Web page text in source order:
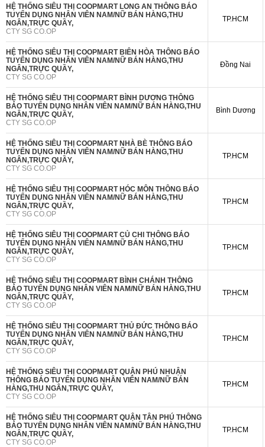
HỆ THỐNG SIÊU THỊ COOPMART LONG AN THÔNG BÁO
TUYỂN DỤNG NHÂN VIÊN NAM/NỮ BÁN HÀNG,THU
NGÂN,TRỰC QUẦY,
CTY SG CO.OP
TP.HCM
HỆ THỐNG SIÊU THỊ COOPMART BIÊN HÒA THÔNG BÁO
TUYỂN DỤNG NHÂN VIÊN NAM/NỮ BÁN HÀNG,THU
NGÂN,TRỰC QUẦY,
CTY SG CO.OP
Đồng Nai
HỆ THỐNG SIÊU THỊ COOPMART BÌNH DƯƠNG THÔNG
BÁO TUYỂN DỤNG NHÂN VIÊN NAM/NỮ BÁN HÀNG,THU
NGÂN,TRỰC QUẦY,
CTY SG CO.OP
Bình Dương
HỆ THỐNG SIÊU THỊ COOPMART NHÀ BÈ THÔNG BÁO
TUYỂN DỤNG NHÂN VIÊN NAM/NỮ BÁN HÀNG,THU
NGÂN,TRỰC QUẦY,
CTY SG CO.OP
TP.HCM
HỆ THỐNG SIÊU THỊ COOPMART HÓC MÔN THÔNG BÁO
TUYỂN DỤNG NHÂN VIÊN NAM/NỮ BÁN HÀNG,THU
NGÂN,TRỰC QUẦY,
CTY SG CO.OP
TP.HCM
HỆ THỐNG SIÊU THỊ COOPMART CỦ CHI THÔNG BÁO
TUYỂN DỤNG NHÂN VIÊN NAM/NỮ BÁN HÀNG,THU
NGÂN,TRỰC QUẦY,
CTY SG CO.OP
TP.HCM
HỆ THỐNG SIÊU THỊ COOPMART BÌNH CHÁNH THÔNG
BÁO TUYỂN DỤNG NHÂN VIÊN NAM/NỮ BÁN HÀNG,THU
NGÂN,TRỰC QUẦY,
CTY SG CO.OP
TP.HCM
HỆ THỐNG SIÊU THỊ COOPMART THỦ ĐỨC THÔNG BÁO
TUYỂN DỤNG NHÂN VIÊN NAM/NỮ BÁN HÀNG,THU
NGÂN,TRỰC QUẦY,
CTY SG CO.OP
TP.HCM
HỆ THỐNG SIÊU THỊ COOPMART QUẬN PHÚ NHUẬN
THÔNG BÁO TUYỂN DỤNG NHÂN VIÊN NAM/NỮ BÁN
HÀNG,THU NGÂN,TRỰC QUẦY,
CTY SG CO.OP
TP.HCM
HỆ THỐNG SIÊU THỊ COOPMART QUẬN TÂN PHÚ THÔNG
BÁO TUYỂN DỤNG NHÂN VIÊN NAM/NỮ BÁN HÀNG,THU
NGÂN,TRỰC QUẦY,
CTY SG CO.OP
TP.HCM